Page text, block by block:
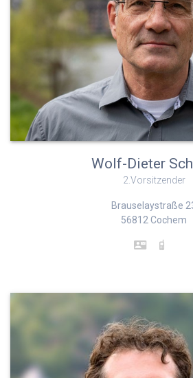
Wolf-Dieter
2.Vorsitzender
Brauselaystraße
56812 Cochem